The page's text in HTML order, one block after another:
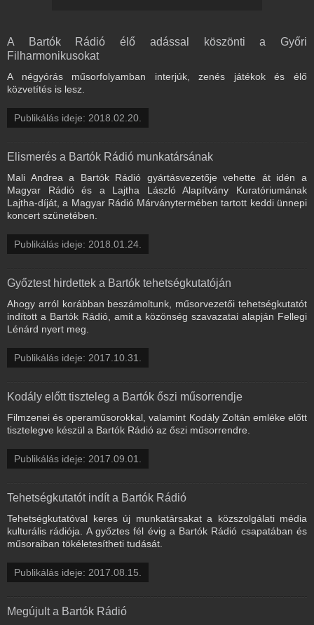
A Bartók Rádió élő adással köszönti a Győri
Filharmonikusokat
A négyórás műsorfolyamban interjúk, zenés játékok és élő
közvetítés is lesz.
Publikálás ideje: 2018.02.20.
Elismerés a Bartók Rádió munkatársának
Mali Andrea a Bartók Rádió gyártásvezetője vehette át idén a
Magyar Rádió és a Lajtha László Alapítvány Kuratóriumának
Lajtha-díját, a Magyar Rádió Márványtermében tartott keddi ünnepi
koncert szünetében.
Publikálás ideje: 2018.01.24.
Győztest hirdettek a Bartók tehetségkutatóján
Ahogy arról korábban beszámoltunk, műsorvezetői tehetségkutatót
indított a Bartók Rádió, amit a közönség szavazatai alapján Fellegi
Lénárd nyert meg.
Publikálás ideje: 2017.10.31.
Kodály előtt tiszteleg a Bartók őszi műsorrendje
Filmzenei és operaműsorokkal, valamint Kodály Zoltán emléke előtt
tisztelegve készül a Bartók Rádió az őszi műsorrendre.
Publikálás ideje: 2017.09.01.
Tehetségkutatót indít a Bartók Rádió
Tehetségkutatóval keres új munkatársakat a közszolgálati média
kulturális rádiója. A győztes fél évig a Bartók Rádió csapatában és
műsoraiban tökéletesítheti tudását.
Publikálás ideje: 2017.08.15.
Megújult a Bartók Rádió